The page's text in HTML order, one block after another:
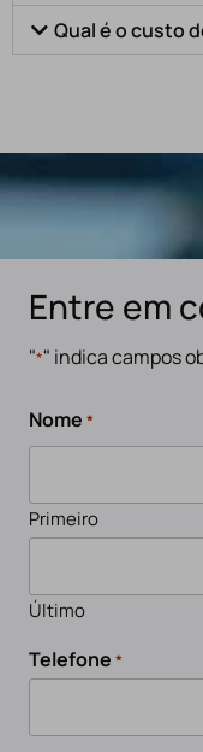
Qual é o custo
Entre em
"*" indica campos
Nome *
Primeiro
Último
Telefone *